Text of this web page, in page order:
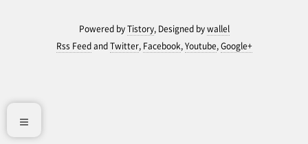
Powered byTistory, Designed bywallel
Rss FeedandTwitter, Facebook,Youtube,Google+